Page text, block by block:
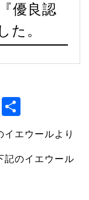
優良認
た。
Twitter
有
エウールより
記のイエウール